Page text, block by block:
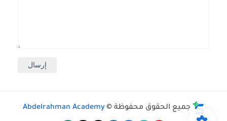
جميع الحقوق محفوظة © Abdelrahman Academy